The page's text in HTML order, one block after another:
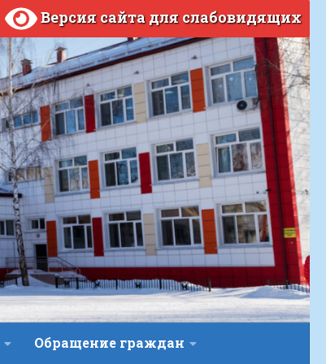
Версия сайта для слабовидящих
Обращение граждан